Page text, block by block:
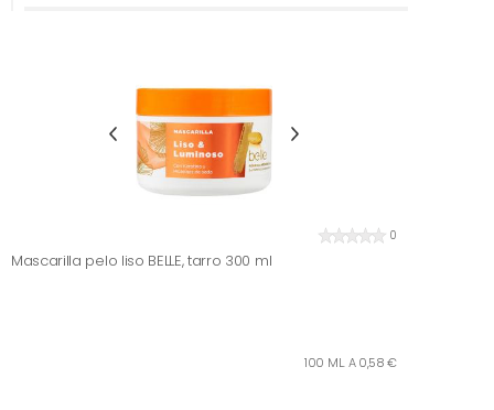
0
Mascarilla pelo liso BELLE, tarro 300 ml
100 ML. A 0,58 €